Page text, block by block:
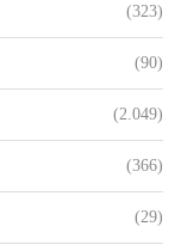
(323)
(90)
(2.049)
(366)
(29)